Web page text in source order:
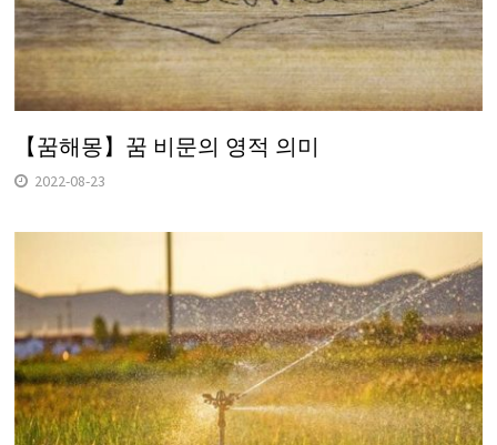
【꿈해몽】꿈 비문의 영적 의미
2022-08-23